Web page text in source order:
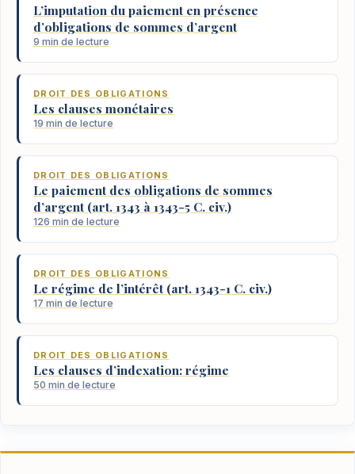
L’imputation du paiement en présence
d’obligations de sommes d’argent
9 min de lecture
DROIT DES OBLIGATIONS
Les clauses monétaires
19 min de lecture
DROIT DES OBLIGATIONS
Le paiement des obligations de sommes
d’argent (art. 1343 à 1343-5 C. civ.)
126 min de lecture
DROIT DES OBLIGATIONS
Le régime de l’intérêt (art. 1343-1 C. civ.)
17 min de lecture
DROIT DES OBLIGATIONS
Les clauses d’indexation: régime
50 min de lecture